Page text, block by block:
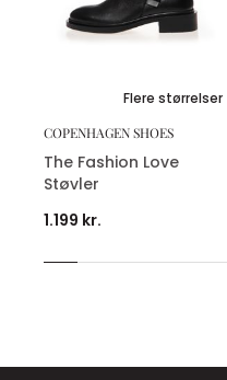
Flere størrelser
COPENHAGEN SHOES
The Fashion Love
Støvler
1.199 kr.